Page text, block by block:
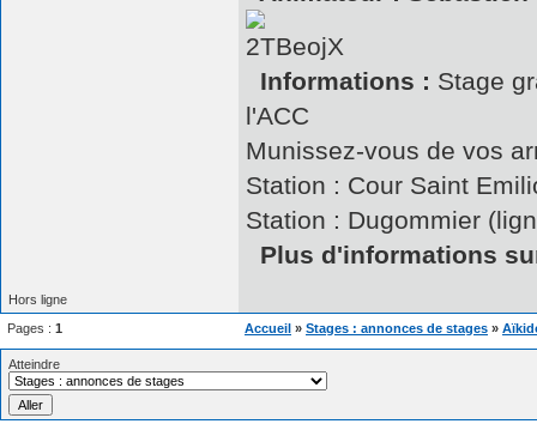
Informations : Stage
l'ACC
Munissez-vous de vos
Station : Cour Saint
Station : Dugommier
Plus d'informations
Hors ligne
Pages : 1 Accueil » Stages : annonces de stages »
Atteindre